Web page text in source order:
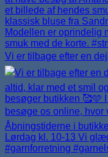
Vi er tilbage efter en